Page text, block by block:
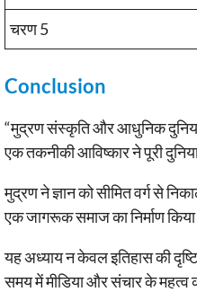
चरण 5
Conclusion
“मुद्रण संस्कृति और आधुनिक
एक तकनीकी आविष्कार ने पूरी
मुद्रण ने ज्ञान को सीमित वर्ग से
एक जागरूक समाज का निर्माण
यह अध्याय न केवल इतिहास की
समय में मीडिया और संचार के